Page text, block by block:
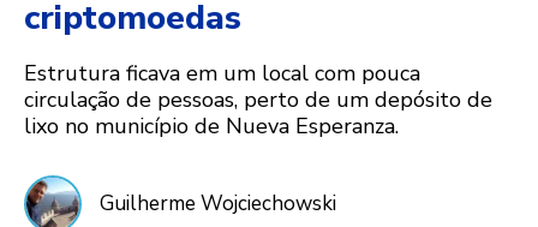
criptomoedas
Estrutura ficava em um local com pouca
circulação de pessoas, perto de um depósito de
lixo no município de Nueva Esperanza.
Guilherme Wojciechowski